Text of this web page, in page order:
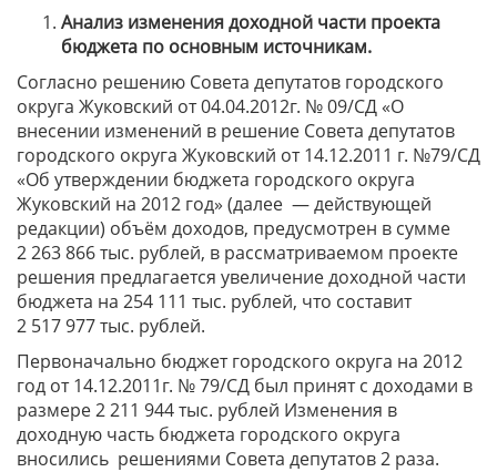
Анализ изменения доходной части проекта
бюджета по основным источникам.
Согласно решению Совета депутатов городского
округа Жуковский от 04.04.2012г. № 09/СД «О
внесении изменений в решение Совета депутатов
городского округа Жуковский от 14.12.2011 г. №79/СД
«Об утверждении бюджета городского округа
Жуковский на 2012 год» (далее — действующей
редакции) объём доходов, предусмотрен в сумме
2 263 866 тыс. рублей, в рассматриваемом проекте
решения предлагается увеличение доходной части
бюджета на 254 111 тыс. рублей, что составит
2 517 977 тыс. рублей.
Первоначально бюджет городского округа на 2012
год от 14.12.2011г. № 79/СД был принят с доходами в
размере 2 211 944 тыс. рублей Изменения в
доходную часть бюджета городского округа
вносились решениями Совета депутатов 2 раза.